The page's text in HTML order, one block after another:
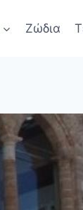
Ζώδια